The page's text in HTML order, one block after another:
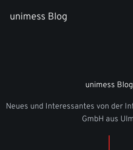
Inhaltunimess Blog
unimess Blog
Neues und Interessantes von der
GmbH aus